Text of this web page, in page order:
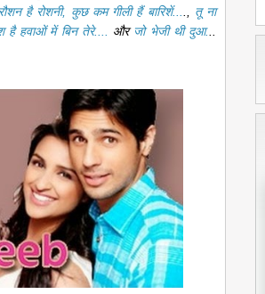
है रोशनी, कुछ कम गीली हैं बारिशें...
तू ना
है हवाओं में बिन तेरे.... और जो भेजी थी दुआ.